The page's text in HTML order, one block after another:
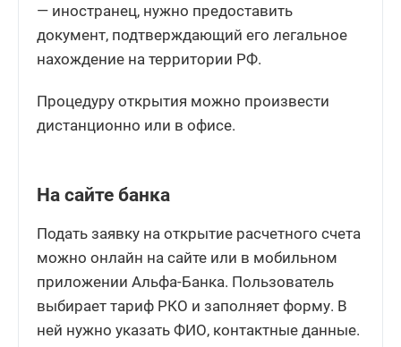
— иностранец, нужно предоставить
документ, подтверждающий его легальное
нахождение на территории РФ.
Процедуру открытия можно произвести
дистанционно или в офисе.
На сайте банка
Подать заявку на открытие расчетного счета
можно онлайн на сайте или в мобильном
приложении Альфа-Банка. Пользователь
выбирает тариф РКО и заполняет форму. В
ней нужно указать ФИО, контактные данные.